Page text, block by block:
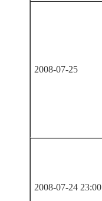
2008-07-25
2008-07-24 23:00